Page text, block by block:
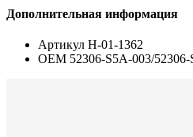
Дополнительная информация
Артикул H-01-1362
ОЕМ 52306-S5A-003/